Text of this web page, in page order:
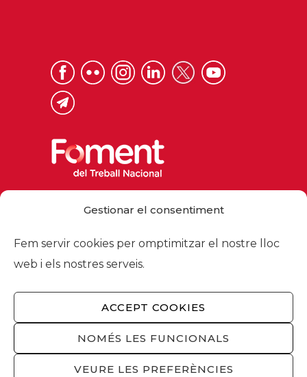
Gestionar el consentiment
Fem servir cookies per omptimitzar el nostre lloc
web i els nostres serveis.
ACCEPT COOKIES
NOMÉS LES FUNCIONALS
VEURE LES PREFERÈNCIES
foment@foment.com
© 2026 - Foment del Treball Nacional
Nosaltres
privacitat/ Política cookies/Privacitat